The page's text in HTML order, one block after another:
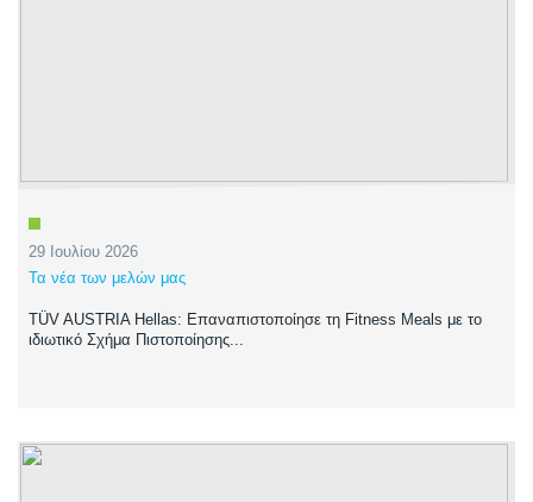
29 Ιουλίου 2026
Τα νέα των μελών μας
TÜV AUSTRIA Hellas: Επαναπιστοποίησε τη Fitness Meals με το
ιδιωτικό Σχήμα Πιστοποίησης...